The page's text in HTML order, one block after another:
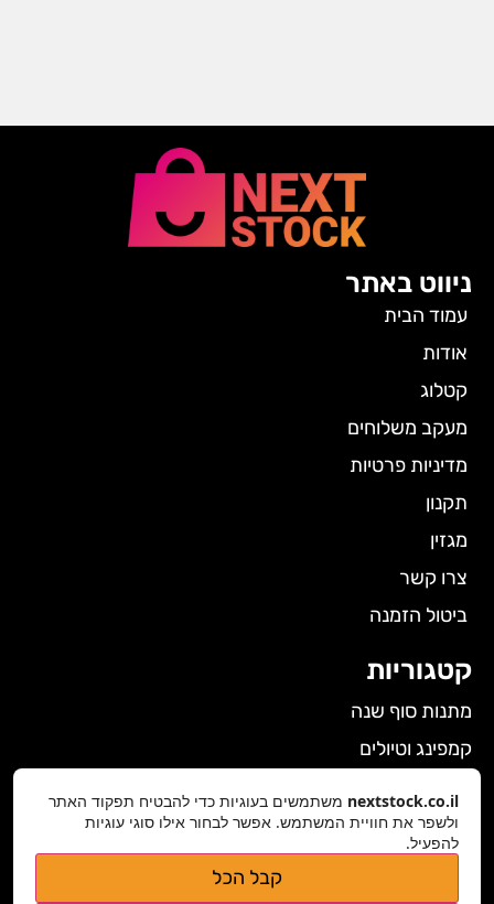
ניווט באתר
עמוד הבית
אודות
קטלוג
מעקב משלוחים
מדיניות פרטיות
תקנון
מגזין
צרו קשר
ביטול הזמנה
קטגוריות
מתנות סוף שנה
קמפינג וטיולים
גאדג'טים
nextstock.co.il משתמשים בעוגיות כדי להבטיח תפקוד האתר
ולשפר את חוויית המשתמש. אפשר לבחור אילו סוגי עוגיות
להפעיל.
קבל הכל